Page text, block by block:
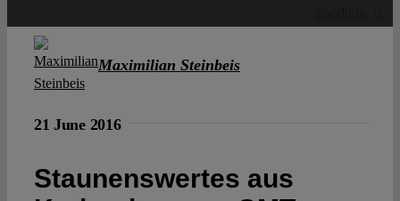
Maximilian Steinbeis
21 June 2016
Staunenswertes aus